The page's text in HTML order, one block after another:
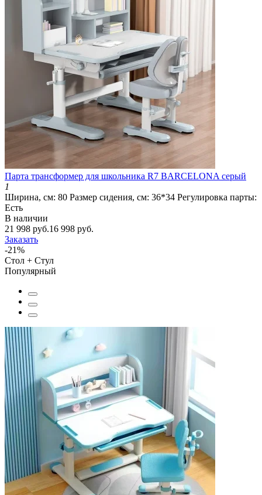
Парта трансформер для школьника R7 BARCELONA серый
1
Ширина, см: 80 Размер сидения, см: 36*34 Регулировка парты:
Есть
В наличии
21 998 руб.16 998 руб.
Заказать
-21%
Стол + Стул
Популярный